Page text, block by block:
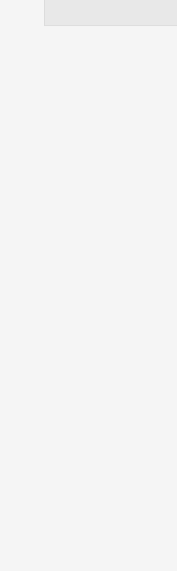
Unternehmen